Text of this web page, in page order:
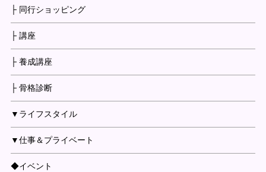
├ 同行ショッピング
├ 講座
├ 養成講座
├ 骨格診断
▼ライフスタイル
▼仕事＆プライベート
◆イベント